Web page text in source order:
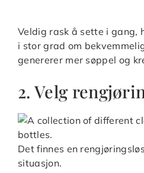
Veldig rask å sette i gang,
i stor grad om
genererer mer søppel og
2. Velg
Det finnes en
situasjon.